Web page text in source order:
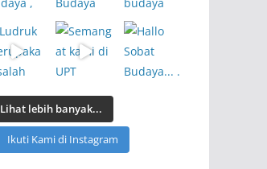
Lihat lebih banyak...
Ikuti Kami di Instagram